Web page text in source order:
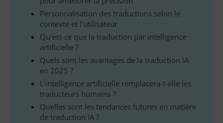
Personnalisation des traductions selon le
contexte et l'utilisateur
Qu'est-ce que la traduction par intelligence
artificielle ?
Quels sont les avantages de la traduction IA
en 2025 ?
L'intelligence artificielle remplacera-t-elle les
traducteurs humains ?
Quelles sont les tendances futures en matière
de traduction IA ?